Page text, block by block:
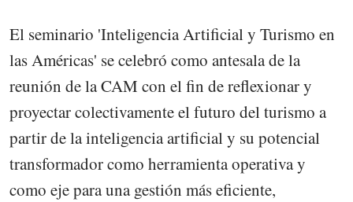
El seminario 'Inteligencia Artificial y Turismo en
las Américas' se celebró como antesala de la
reunión de la CAM con el fin de reflexionar y
proyectar colectivamente el futuro del turismo a
partir de la inteligencia artificial y su potencial
transformador como herramienta operativa y
como eje para una gestión más eficiente,